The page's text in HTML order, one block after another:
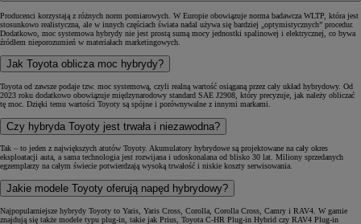
Producenci korzystają z różnych norm pomiarowych. W Europie obowiązuje norma badawcza WLTP, która jest
stosunkowo realistyczna, ale w innych częściach świata nadal używa się bardziej „optymistycznych” procedur.
Dodatkowo, moc systemowa hybrydy nie jest prostą sumą mocy jednostki spalinowej i elektrycznej, co bywa
źródłem nieporozumień w materiałach marketingowych.
Jak Toyota oblicza moc hybrydy?
Toyota od zawsze podaje tzw. moc systemową, czyli realną wartość osiąganą przez cały układ hybrydowy. Od
2023 roku dodatkowo obowiązuje międzynarodowy standard SAE J2908, który precyzuje, jak należy obliczać
tę moc. Dzięki temu wartości Toyoty są spójne i porównywalne z innymi markami.
Czy hybryda Toyoty jest trwała i niezawodna?
Tak – to jeden z największych atutów Toyoty. Akumulatory hybrydowe są projektowane na cały okres
eksploatacji auta, a sama technologia jest rozwijana i udoskonalana od blisko 30 lat. Miliony sprzedanych
egzemplarzy na całym świecie potwierdzają wysoką trwałość i niskie koszty serwisowania.
Jakie modele Toyoty oferują napęd hybrydowy?
Najpopularniejsze hybrydy Toyoty to Yaris, Yaris Cross, Corolla, Corolla Cross, Camry i RAV4. W gamie
znajdują się także modele typu plug-in, takie jak Prius, Toyota C-HR Plug-in Hybrid czy RAV4 Plug-in